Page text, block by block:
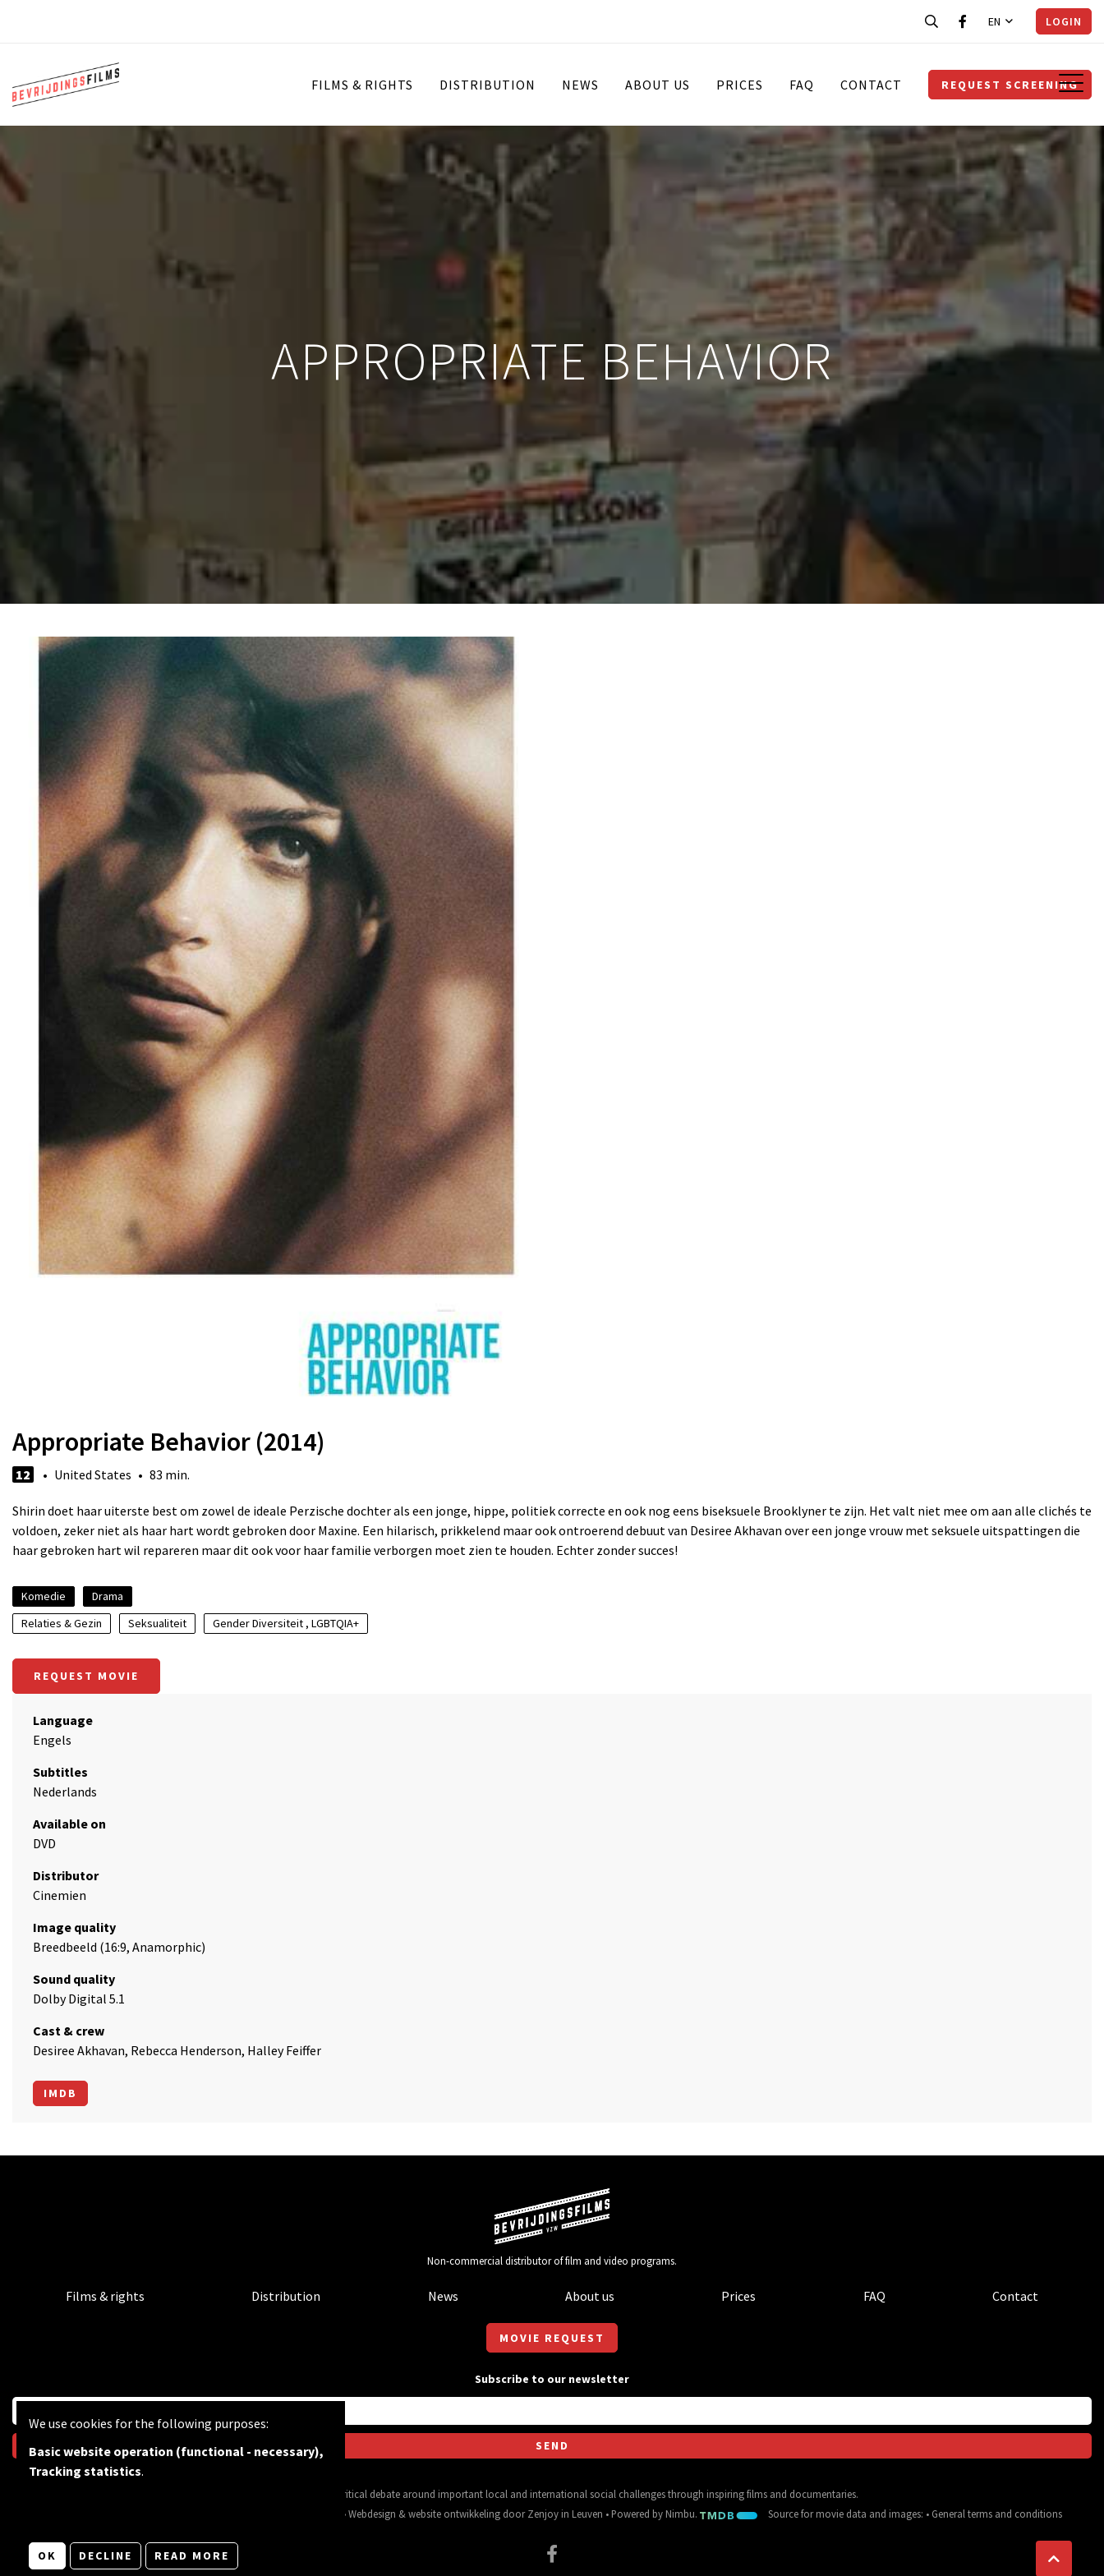
EN LOGIN
FILMS & RIGHTS DISTRIBUTION NEWS ABOUT US PRICES FAQ CONTACT REQUEST SCREENING
APPROPRIATE BEHAVIOR
Appropriate Behavior (2014)
12 • United States • 83 min.
Shirin doet haar uiterste best om zowel de ideale Perzische dochter als een jonge, hippe, politiek correcte en ook nog eens biseksuele Brooklyner te zijn. Het valt niet mee om aan alle clichés te
voldoen, zeker niet als haar hart wordt gebroken door Maxine. Een hilarisch, prikkelend maar ook ontroerend debuut van Desiree Akhavan over een jonge vrouw met seksuele uitspattingen die
haar gebroken hart wil repareren maar dit ook voor haar familie verborgen moet zien te houden. Echter zonder succes!
Komedie
Drama
Relaties & Gezin
Seksualiteit Gender Diversiteit , LGBTQIA+
REQUEST MOVIE
Language
Engels
Subtitles
Nederlands
Available on
DVD
Distributor
Cinemien
Image quality
Breedbeeld (16:9, Anamorphic)
Sound quality
Dolby Digital 5.1
Cast & crew
Desiree Akhavan, Rebecca Henderson, Halley Feiffer
IMDB
Non-commercial distributor of film and video programs.
Films & rights Distribution News About us Prices FAQ Contact
MOVIE REQUEST
Subscribe to our newsletter
BF wants to feed the critical debate around important local and international social challenges through inspiring films and documentaries.
•Webdesign &website ontwikkelingdoorZenjoy in Leuven • Powered by Nimbu. Source for movie data and images: • General terms and conditions
We use cookies for the following purposes:
Basic website operation (functional - necessary),
Tracking statistics.
OK DECLINE READ MORE